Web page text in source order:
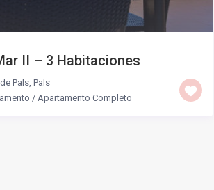
II – 3 Habitaciones
Pals, Pals
/ Apartamento Completo